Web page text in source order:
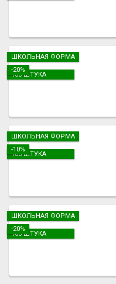
100 ШТУКА
ШКОЛЬНАЯ ФОРМА
-20%
100 ШТУКА
ШКОЛЬНАЯ ФОРМА
-10%
100 ШТУКА
ШКОЛЬНАЯ ФОРМА
-20%